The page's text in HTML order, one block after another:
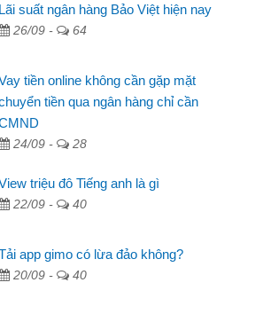
Lãi suất ngân hàng Bảo Việt hiện nay
26/09 - 64
tiền online không cần gặp mặt
tiền qua ngân hàng chỉ cần
24/09 - 28
triệu đô Tiếng anh là gì
22/09 - 40
app gimo có lừa đảo không?
20/09 - 40